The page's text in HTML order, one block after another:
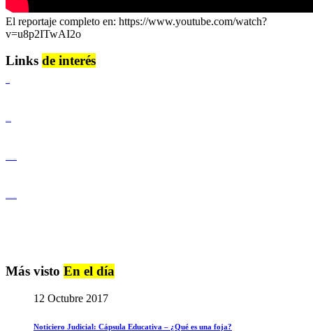
El reportaje completo en: https://www.youtube.com/watch?
v=u8p2ITwAI2o
Links de interés
Más visto En el día
12 Octubre 2017
Noticiero Judicial: Cápsula Educativa – ¿Qué es una foja?